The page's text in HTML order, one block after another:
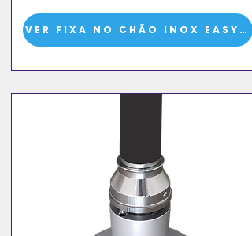
VER FIXA NO CHÃO INOX EASY LOCK